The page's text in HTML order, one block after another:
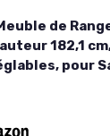
de
182,1
pour
182,1H cm